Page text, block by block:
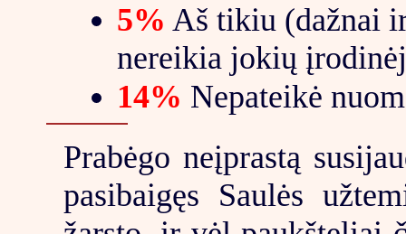
5% Aš tikiu (dažnai
nereikia jokių
14% Nepateikė
Prabėgo neįprastą
pasibaigęs Saulės